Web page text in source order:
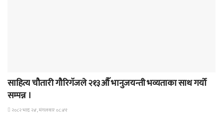
साहित्य चौतारी गौरिगॅजले २१३औॅ भानुजयन्ती भव्यताका साथ गर्यो
सम्पन्न ।
२०८२ भाद्र २४, मंगलवार ०८:४१